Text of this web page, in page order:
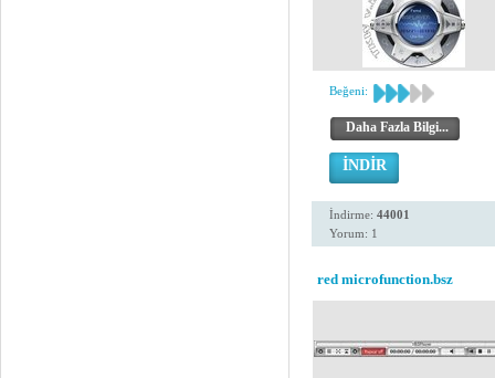
Beğeni:
Daha Fazla Bilgi...
İNDİR
İndirme: 44001
Yorum: 1
red microfunction.bsz